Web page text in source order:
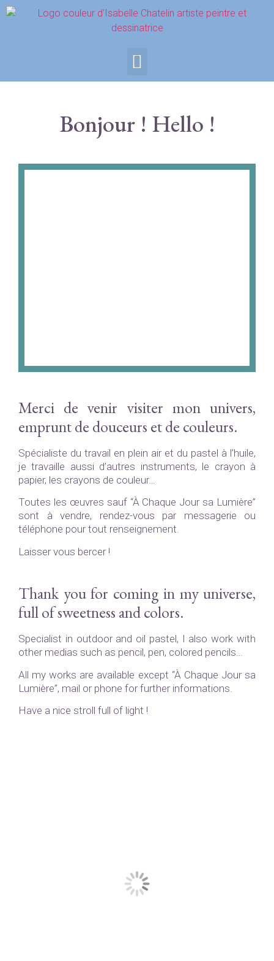
Bonjour ! Hello !
Merci de venir visiter mon univers,
emprunt de douceurs et de couleurs.
Spécialiste du travail en plein air et du pastel à l’huile,
je travaille aussi d’autres instruments, le crayon à
papier, les crayons de couleur…
Toutes les œuvres sauf “À Chaque Jour sa Lumière”
sont à vendre, rendez-vous par messagerie ou
téléphone pour tout renseignement.
Laisser vous bercer !
Thank you for coming in my universe,
full of sweetness and colors.
Specialist in outdoor and oil pastel, I also work with
other medias such as pencil, pen, colored pencils…
All my works are available except “À Chaque Jour sa
Lumière”, mail or phone for further informations.
Have a nice stroll full of light !